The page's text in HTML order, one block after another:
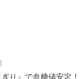
り』で血糖値安定！